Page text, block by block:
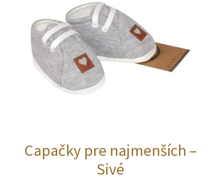
produktu.
Capačky pre najmenších –
Sivé